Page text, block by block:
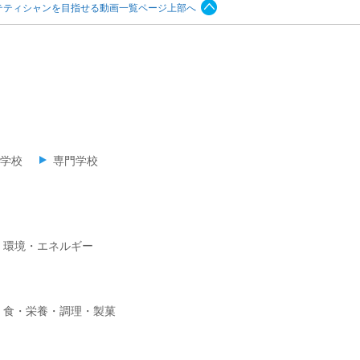
ィシャンを目指せる動画一覧ページ上部へ
校 専門学校
環境・エネルギー
食・栄養・調理・製菓